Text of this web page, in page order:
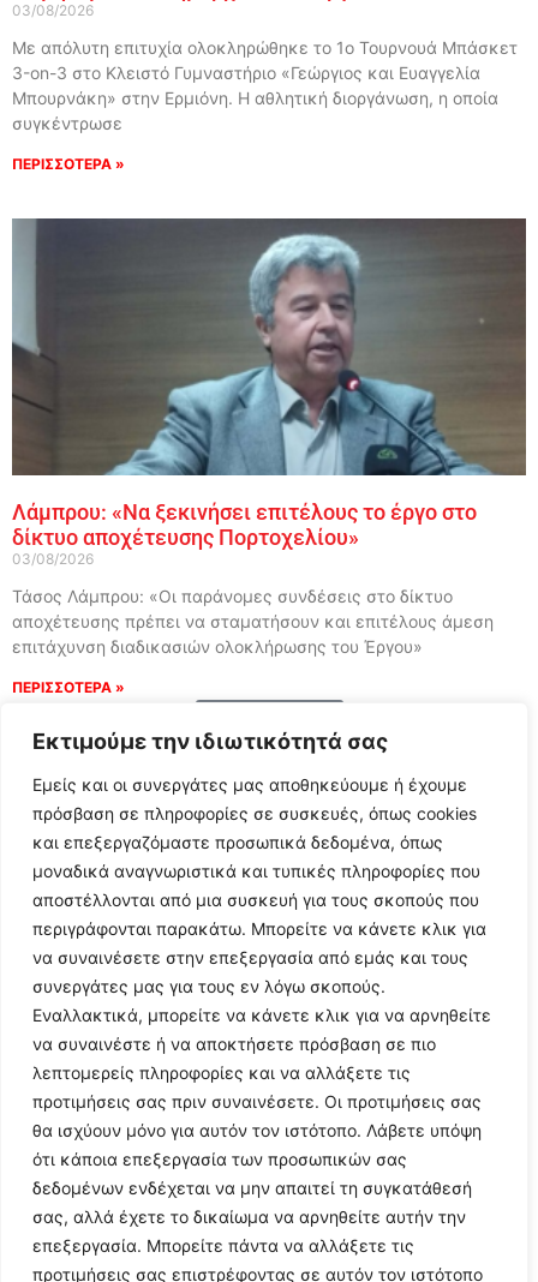
Εκτιμούμε την ιδιωτικότητά σας
Εμείς και οι συνεργάτες μας αποθηκεύουμε ή έχουμε
πρόσβαση σε πληροφορίες σε συσκευές, όπως cookies
και επεξεργαζόμαστε προσωπικά δεδομένα, όπως
μοναδικά αναγνωριστικά και τυπικές πληροφορίες που
αποστέλλονται από μια συσκευή για τους σκοπούς που
περιγράφονται παρακάτω. Μπορείτε να κάνετε κλικ για
να συναινέσετε στην επεξεργασία από εμάς και τους
συνεργάτες μας για τους εν λόγω σκοπούς.
Εναλλακτικά, μπορείτε να κάνετε κλικ για να αρνηθείτε
να συναινέστε ή να αποκτήσετε πρόσβαση σε πιο
λεπτομερείς πληροφορίες και να αλλάξετε τις
προτιμήσεις σας πριν συναινέσετε. Οι προτιμήσεις σας
θα ισχύουν μόνο για αυτόν τον ιστότοπο. Λάβετε υπόψη
ότι κάποια επεξεργασία των προσωπικών σας
δεδομένων ενδέχεται να μην απαιτεί τη συγκατάθεσή
σας, αλλά έχετε το δικαίωμα να αρνηθείτε αυτήν την
επεξεργασία. Μπορείτε πάντα να αλλάξετε τις
προτιμήσεις σας επιστρέφοντας σε αυτόν τον ιστότοπο
03/08/2026
Με απόλυτη επιτυχία ολοκληρώθηκε το 1ο Τουρνουά Μπάσκετ
3-on-3 στο Κλειστό Γυμναστήριο «Γεώργιος και Ευαγγελία
Μπουρνάκη» στην Ερμιόνη. Η αθλητική διοργάνωση, η οποία
συγκέντρωσε
ΠΕΡΙΣΣΟΤΕΡΑ »
Λάμπρου: «Να ξεκινήσει επιτέλους το έργο στο
δίκτυο αποχέτευσης Πορτοχελίου»
03/08/2026
Τάσος Λάμπρου: «Οι παράνομες συνδέσεις στο δίκτυο
αποχέτευσης πρέπει να σταματήσουν και επιτέλους άμεση
επιτάχυνση διαδικασιών ολοκλήρωσης του Έργου»
ΠΕΡΙΣΣΟΤΕΡΑ »
Follow Us
© 2024 All Rights Reserved
Η ιστοσελίδαargolikianaptiksi.grείναι πιστοποιημένη στο